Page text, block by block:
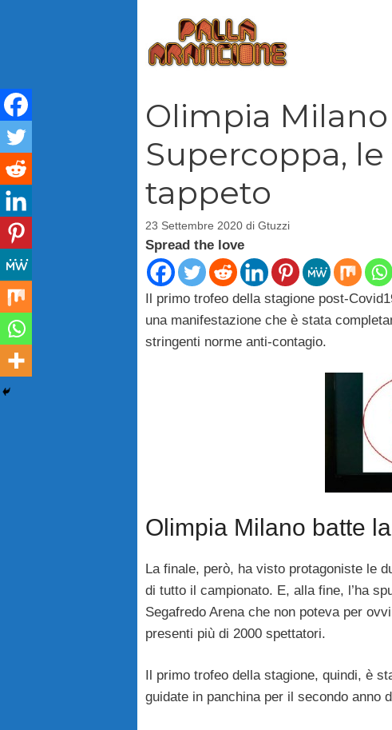
Olimpia
Supercoppa,
tappeto
23 Settembre 2020 di Gtuzzi
Spread the love
Il primo trofeo della stagione post-
una manifestazione che è stata
stringenti norme anti-contagio.
Olimpia Milano batte
La finale, però, ha visto protagoniste le
di tutto il campionato. E, alla fine, l’ha
Segafredo Arena che non poteva per
presenti più di 2000 spettatori.
Il primo trofeo della stagione, quindi, è
guidate in panchina per il secondo anno